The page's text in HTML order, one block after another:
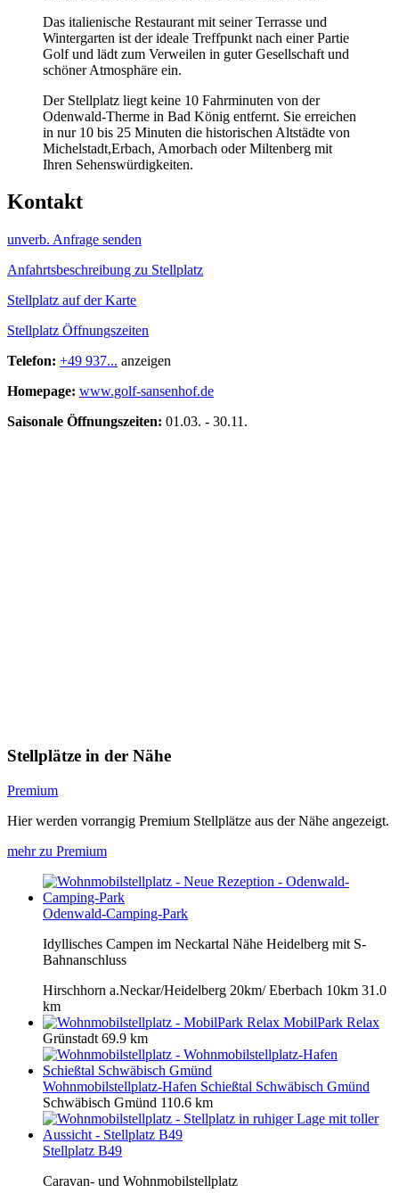
Das italienische Restaurant mit seiner Terrasse und
Wintergarten ist der ideale Treffpunkt nach einer Partie
Golf und lädt zum Verweilen in guter Gesellschaft und
schöner Atmosphäre ein.
Der Stellplatz liegt keine 10 Fahrminuten von der
Odenwald-Therme in Bad König entfernt. Sie erreichen
in nur 10 bis 25 Minuten die historischen Altstädte von
Michelstadt,Erbach, Amorbach oder Miltenberg mit
Ihren Sehenswürdigkeiten.
Kontakt
unverb. Anfrage senden
Anfahrtsbeschreibung zu Stellplatz
Stellplatz auf der Karte
Stellplatz Öffnungszeiten
Telefon: +49 937... anzeigen
Homepage: www.golf-sansenhof.de
Saisonale Öffnungszeiten: 01.03. - 30.11.
Stellplätze in der Nähe
Premium
Hier werden vorrangig Premium Stellplätze aus der Nähe angezeigt.
mehr zu Premium
Odenwald-Camping-Park
Idyllisches Campen im Neckartal Nähe Heidelberg mit S-
Bahnanschluss
Hirschhorn a.Neckar/Heidelberg 20km/ Eberbach 10km 31.0
km
MobilPark Relax
Grünstadt 69.9 km
Wohnmobilstellplatz-Hafen Schießtal Schwäbisch Gmünd
Schwäbisch Gmünd 110.6 km
Stellplatz B49
Caravan- und Wohnmobilstellplatz